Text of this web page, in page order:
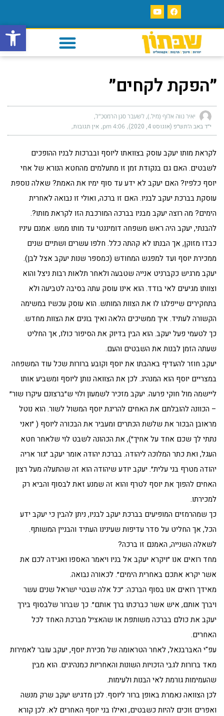
פתח
״הפקת לקחים״
יאיר נווה אלוף (מיל.), לשעבר סגן הרמטכ"ל
י״ד באב ה׳תש״פ (אוגוסט 4, 2020) 4:06 pm אין תגובות
לקראת מותו יעקב עוסק בצוואתו ליוסף ובברכות לבניו ההופכים
לשבטים. האם גם בנקודת זמן זו מתעלמים מהחטא הנורא של אחי
יוסף כלפיו? האם יעקב לא ידע עד סוף ימיו את האמת? שאלה נוספת
עוסקת בברכת יעקב לבניו. האם זו ברכה, ואולי זו נבואה לאחרית
הימים? מה רוצה יעקב מבניו בברכה המורכבת הזו לקראת מותו?.
להבנתי, יעקב היה ראש משפחה דומיננטי עד מותו ממש. אמנם עיניו
כבדו מזוקן, אך הבנתו לא קהתה כלל. חלפו עשרים ושתיים שנים
ממכירת יוסף ועד למפגש המחודש (כמספר שנות יעקב אצל לבן).
יעקב מרגיש כקברניט אנייה שטבעה ולאחר תלאות רבות ניצל והוא
וצוותו מגיעים לאי בודד. הוא אינו עוסק עתה בסיבה לטביעה ולא
בתחקירים שייפלגו לו את הצוות המותש. הוא עוסק עכשיו במשימה
הקשורה לעתיד. איך ממשיכים הלאה ואיך בונים את הצוות מחדש.
כך לטעמי פעל יעקב. הוא הבין בדיוק את הסיפור כולו, אך החליט
שעתה הזמן לבנות את השבטים והעם.
יעקב חוזר להעדיף באהבתו את יוסף וקובע ברורות שכל עוד המשפחה
במצריים יוסף הוא המנהיג. לכן את הצוואה נותן ליוסף ומשביע אותו
ליישמה מול חוקי פרעה. יעקב מזכיר לשמעון ולוי ש״ברצונם עיקרו שור״
– הכוונה להובלתם את האחים להריגת יוסף המשול לשור. הוא נוטל
מראובן הבכור את שלשת הכתרים ומעביר את הבכורה ליוסף ( ״ואני
נתתי לך שכם אחד על אחיך״), את הכהונה לשבט לוי שלאחר חטא
העגל, ואת כתר המלוכה ליהודה. בברכת יהודה אומר יעקב ״גור אריה
יהודה מטרף בני עלית״. יעקב יודע שיהודה הוא זה שהתעלה מעל רצון
האחים להפוך את יוסף לטרף והוא זה שמנע זאת לבסוף והביא רק
למכירתו.
כך שמהרמזים המופיעים בברכת יעקב לבניו, ניתן להבין כי יעקב ידע
הכל, אך החליט על סדר עדיפות שעינינו העתיד והבניין המשותף.
לשאלה השנייה, האמנם זו ברכה?
מחד רואים אנו ״ויקרא יעקב אל בניו ויאמר האספו ואגידה לכם את
אשר יקרא אתכם באחרית הימים״. לכאורה נבואה.
מאידך רואים אנו בסוף הברכה: ״כל אלה שבטי ישראל שנים עשר
ויברך אותם, איש אשר כברכתו ברך אותם״. כך שברור שלבסוף בירך
יעקב את כולם בברכה משותפת או שהאציל מברכת האחד לכל
האחרים.
עפ"י האברבנאל, לאחר הטראומה של מכירת יוסף, יעקב עובר לאמירות
מאד ברורות לגבי הזכויות השונות והאחריות כמנהיגים. הוא מבין
שהעמימות גורמת לאי הבנות ולעימות.
לכן הצוואה נאמרת באופן ברור ליוסף. לכן מדגיש יעקב שרק מנשה
ואפרים זוכים להיות כשבטים, ואילו בני יוסף האחרים לא. לכן קורא